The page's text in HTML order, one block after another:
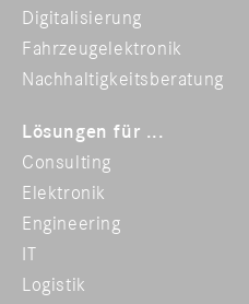
Digitalisierung
Fahrzeugelektronik
Nachhaltigkeitsberatung
Lösungen für ...
Consulting
Elektronik
Engineering
IT
Logistik